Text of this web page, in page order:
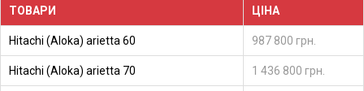
ТОВАРИ ЦІНА
Hitachi (Aloka) arietta 60 987 800 грн.
Hitachi (Aloka) arietta 70 1 436 800 грн.